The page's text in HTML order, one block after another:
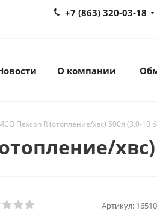
+7 (863) 320-03-18
О компании
Flexcon R (отопление/хвс) 500л (3,0-10
хвс)
Артикул: